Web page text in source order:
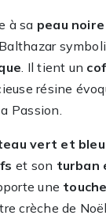
à sa peau noire
. Il tient un
résine
Passion.
vert et bleu
et son turban
une
crèche de